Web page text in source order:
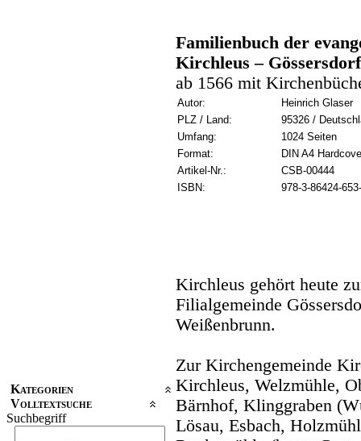
Kategorien
Volltextsuche
Suchbegriff
Familienbuch der
Kirchleus – Gössersdorf
ab 1566 mit
Autor:
Heinrich Glaser
PLZ / Land:
95326 /
Umfang:
1024 Seiten
Format:
DIN A4
Artikel-Nr.:
CSB-00444
ISBN:
978-3-86424-
Kirchleus gehört heute
Filialgemeinde
Weißenbrunn.
Zur Kirchengemeinde
Kirchleus, Welzmühle,
Bärnhof, Klinggraben
Lösau, Esbach,